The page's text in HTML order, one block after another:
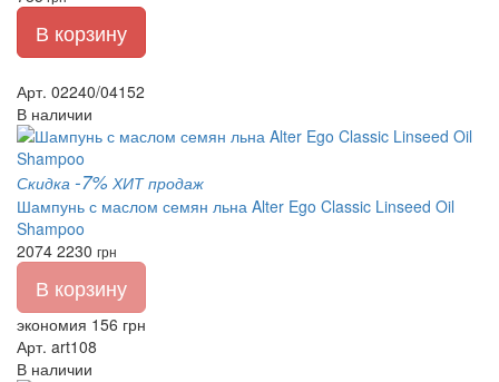
В корзину
Арт. 02240/04152
В наличии
Скидка -7% ХИТ продаж
Шампунь с маслом семян льна Alter Ego Classic Linseed Oil
Shampoo
2074 2230 грн
В корзину
экономия 156 грн
Арт. art108
В наличии